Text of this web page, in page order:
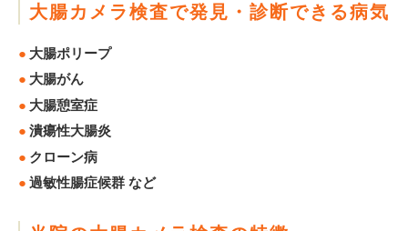
大腸カメラ検査で発見・診断できる病気
大腸ポリープ
大腸がん
大腸憩室症
潰瘍性大腸炎
クローン病
過敏性腸症候群 など